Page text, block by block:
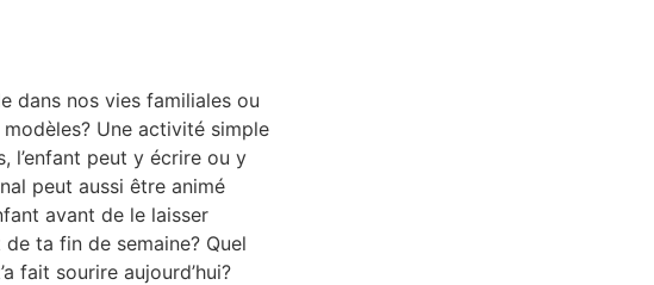
dans nos vies familiales ou
Une activité simple
l’enfant peut y écrire ou y
peut aussi être animé
avant de le laisser
ta fin de semaine? Quel
fait sourire aujourd’hui?